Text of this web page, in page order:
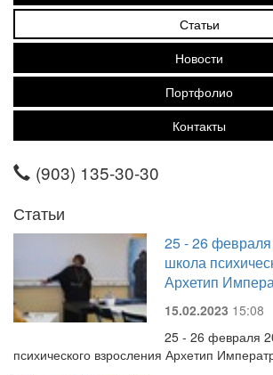
Статьи
Новости
Портфолио
Контакты
(903) 135-30-30
Статьи
25 - 26
школа
Архетип
15.02.2023 15:08
25 - 26 февраля
психического взросления Архетип